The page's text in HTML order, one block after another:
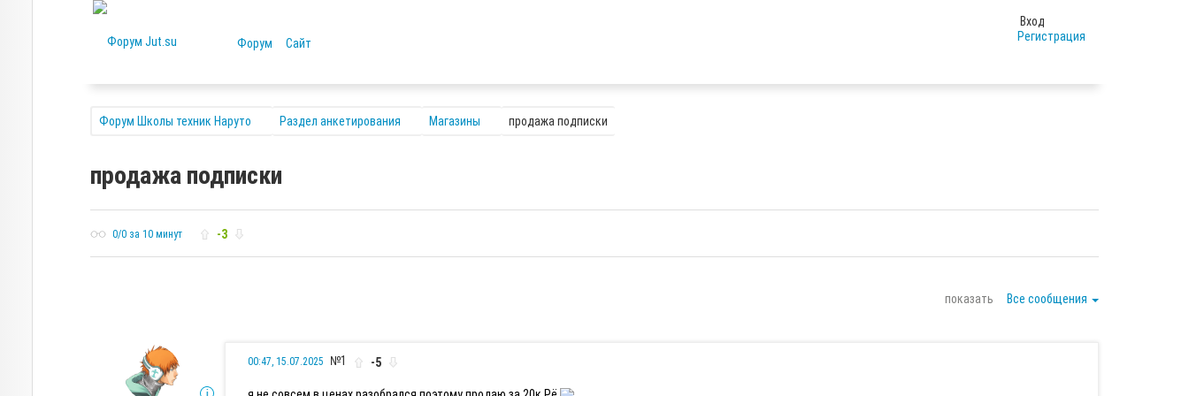
Форум Сайт
Вход
Регистрация
Форум Школы техник Наруто Раздел анкетирования Магазины продажа подписки
продажа подписки
0/0 за 10 минут -3
показать Все сообщения
00:47, 15.07.2025 №1 -5